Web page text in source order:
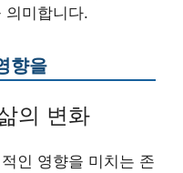
의미합니다.
향을
의 변화
인 영향을 미치는 존